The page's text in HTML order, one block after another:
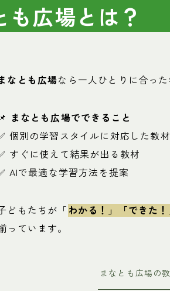
も広場とは？
なとも広場なら一人ひとりに合っ
まなとも広場でできること
個別の学習スタイルに対応した教材
すぐに使えて結果が出る教材
AIで最適な学習方法を提案
どもたちが「わかる！」「できた
っています。
まなとも広場の